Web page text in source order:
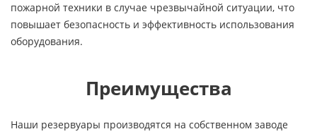
пожарной техники в случае чрезвычайной ситуации, что
повышает безопасность и эффективность использования
оборудования.
Преимущества
Наши резервуары производятся на собственном заводе